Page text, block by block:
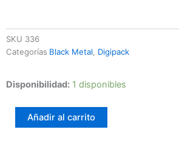
SKU 336
Categorías Black Metal, Digipack
Disponibilidad: 1 disponibles
Moontower
Voices
the
Añadir al carrito